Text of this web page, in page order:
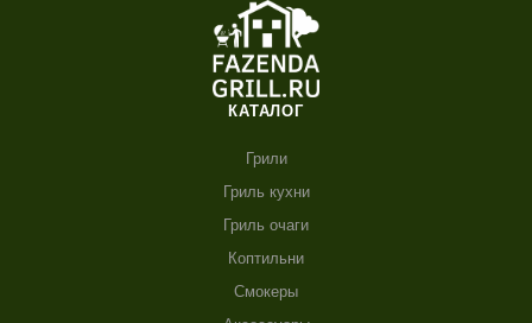
КАТАЛОГ
Грили
Гриль кухни
Гриль очаги
Коптильни
Смокеры